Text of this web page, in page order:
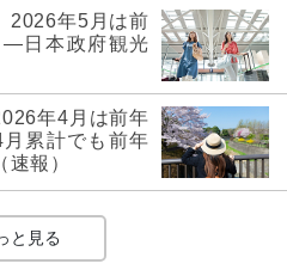
2026年5月は前
日本政府観光
年4月は前年
累計でも前年
報）
と見る